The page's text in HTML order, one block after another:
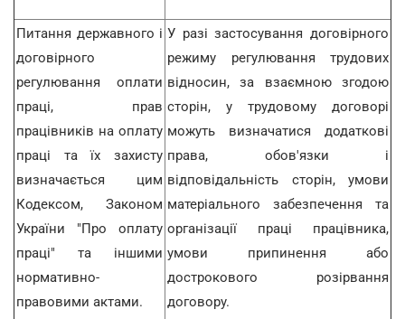
Питання державного і
договірного
регулювання оплати
праці, прав
працівників на оплату
праці та їх захисту
визначається цим
Кодексом, Законом
України "Про оплату
праці" та іншими
нормативно-
правовими актами.
У разі застосування договірного
режиму регулювання трудових
відносин, за взаємною згодою
сторін, у трудовому договорі
можуть визначатися додаткові
права, обов'язки і
відповідальність сторін, умови
матеріального забезпечення та
організації праці працівника,
умови припинення або
дострокового розірвання
договору.